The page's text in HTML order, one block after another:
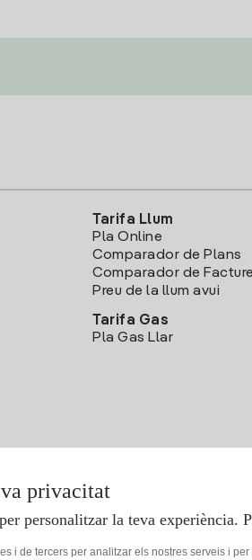
Tarifa Llum
Pla Online
Comparador de Plans
Comparador de
Preu de la llum avui
Tarifa Gas
Pla Gas Llar
privacitat
personalitzar la teva experiència.
i de tercers per analitzar els nostres serveis i